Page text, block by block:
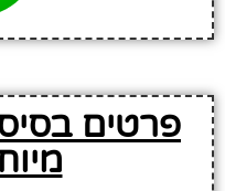
פרטים